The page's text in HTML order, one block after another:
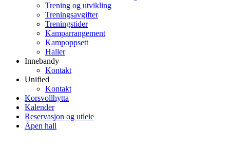
Trening og utvikling
Treningsavgifter
Treningstider
Kamparrangement
Kampoppsett
Haller
Innebandy
Kontakt
Unified
Kontakt
Korsvollhytta
Kalender
Reservasjon og utleie
Åpen hall